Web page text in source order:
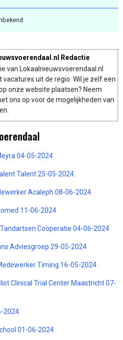
Redactie
van Lokaalnieuwsvoerendaal.nl
vacatures uit de regio. Wil je zelf een
onze website plaatsen? Neem
ons op voor de mogelijkheden van
04-05-2024
Talent 25-05-2024
Acaleph 08-06-2024
11-06-2024
Coöperatie 04-06-2024
Adviesgroep 29-05-2024
Timing 16-05-2024
Clinical Trial Center Maastricht 07-
2024
01-06-2024